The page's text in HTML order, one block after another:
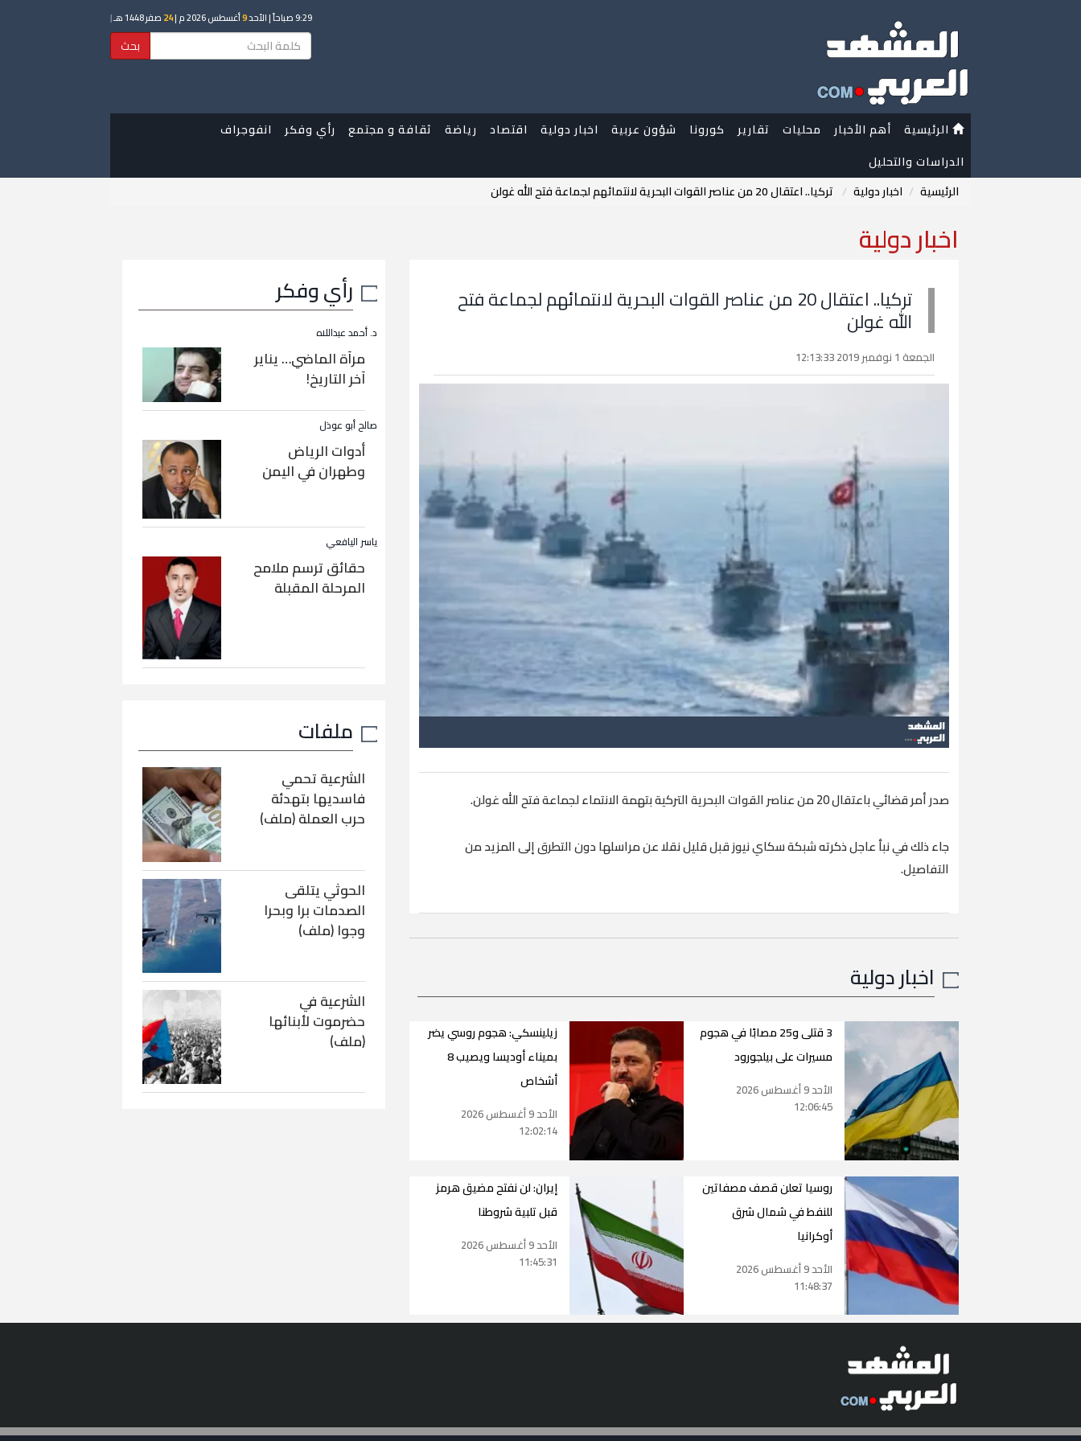
9:29 صباحاً | الأحد9أغسطس 2026 م | 24 صفر 1448 هـ |
بحث
الرئيسية أهم الأخبار محليات تقارير كورونا شؤون عربية اخبار دولية اقتصاد رياضة ثقافة و مجتمع رأي وفكر
انفوجراف
الدراسات والتحليل
الرئيسية
اخبار دولية تركيا.. اعتقال 20 من عناصر القوات البحرية لانتمائهم لجماعة فتح الله غولن
اخبار دولية
تركيا.. اعتقال 20 من عناصر القوات البحرية لانتمائهم لجماعة فتح
الله غولن
الجمعة 1 نوفمبر 2019 12:13:33
‏صدر أمر قضائي باعتقال 20 من عناصر القوات البحرية التركية بتهمة الانتماء لجماعة فتح الله غولن.
جاء ذلك في نبأ عاجل ذكرته شبكة سكاي نيوز قبل قليل نقلا عن مراسلها دون التطرق إلى المزيد من
التفاصيل.
اخبار دولية
3 قتلى و25 مصابًا في هجوم
مسيرات على بيلجورود
الأحد 9 أغسطس 2026
12:06:45
زيلينسكي: هجوم روسي يضر
بميناء أوديسا ويصيب 8
أشخاص
الأحد 9 أغسطس 2026
12:02:14
روسيا تعلن قصف مصفاتين
للنفط في شمال شرق
أوكرانيا
الأحد 9 أغسطس 2026
11:48:37
إيران: لن نفتح مضيق هرمز
قبل تلبية شروطنا
الأحد 9 أغسطس 2026
11:45:31
رأي وفكر
د. أحمد عبداللاه
مرآة الماضي… يناير
آخر التاريخ!
صالح أبو عوذل
أدوات الرياض
وطهران في اليمن
ياسر اليافعي
حقائق ترسم ملامح
المرحلة المقبلة
ملفات
الشرعية تحمي
فاسديها بتهدئة
حرب العملة (ملف)
الحوثي يتلقى
الصدمات برا وبحرا
وجوا (ملف)
الشرعية في
حضرموت لأبنائها
(ملف)